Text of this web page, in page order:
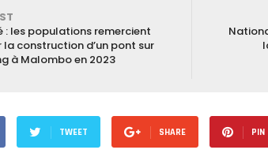
: les populations remercient
la construction d’un pont sur
à Malombo en 2023
TWEET SHARE PIN